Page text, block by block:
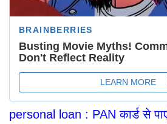
personal loan : PAN कार्ड से